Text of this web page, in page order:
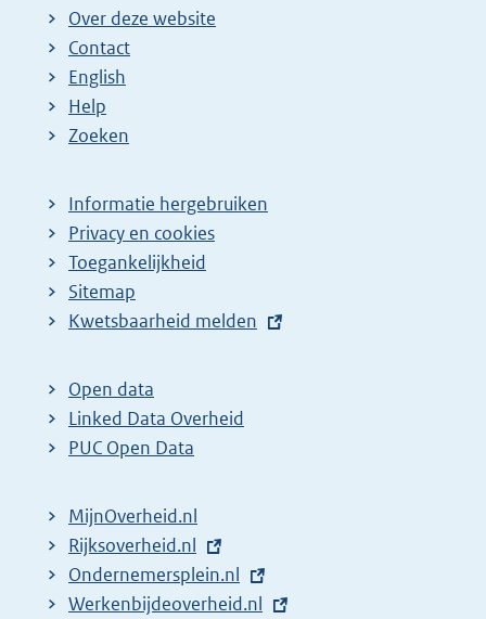
Over deze website
Contact
English
Help
Zoeken
Informatie hergebruiken
Privacy en cookies
Toegankelijkheid
Sitemap
E
t
e
r
l
i
n
k
Kwetsbaarheid melden
Open data
Linked Data Overheid
PUC Open Data
MijnOverheid.nl
E
x
t
Rijksoverheid.nl
E
x
Ondernemersplein.nl
E
Werkenbijdeoverheid.nl